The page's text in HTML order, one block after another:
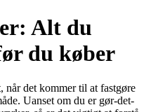
Alt du
du køber
når det kommer til at fastgøre
Uanset om du er gør-det-